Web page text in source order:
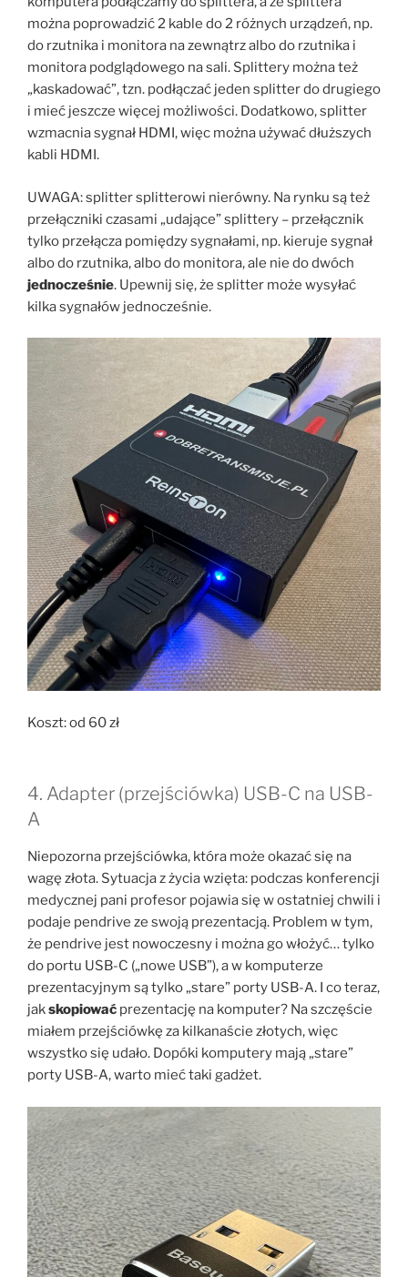
można poprowadzić 2 kable do 2 różnych urządzeń, np.
do rzutnika i monitora na zewnątrz albo do rzutnika i
monitora podglądowego na sali. Splittery można też
„kaskadować”, tzn. podłączać jeden splitter do drugiego
i mieć jeszcze więcej możliwości. Dodatkowo, splitter
wzmacnia sygnał HDMI, więc można używać dłuższych
kabli HDMI.
UWAGA: splitter splitterowi nierówny. Na rynku są też
przełączniki czasami „udające” splittery – przełącznik
tylko przełącza pomiędzy sygnałami, np. kieruje sygnał
albo do rzutnika, albo do monitora, ale nie do dwóch
jednocześnie. Upewnij się, że splitter może wysyłać
kilka sygnałów jednocześnie.
Koszt: od 60 zł
4. Adapter (przejściówka) USB-C na USB-
A
Niepozorna przejściówka, która może okazać się na
wagę złota. Sytuacja z życia wzięta: podczas konferencji
medycznej pani profesor pojawia się w ostatniej chwili i
podaje pendrive ze swoją prezentacją. Problem w tym,
że pendrive jest nowoczesny i można go włożyć… tylko
do portu USB-C („nowe USB”), a w komputerze
prezentacyjnym są tylko „stare” porty USB-A. I co teraz,
jakskopiować prezentację na komputer? Na szczęście
miałem przejściówkę za kilkanaście złotych, więc
wszystko się udało. Dopóki komputery mają „stare”
porty USB-A, warto mieć taki gadżet.